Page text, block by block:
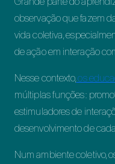
observação que fazem
vida coletiva,
de ação em interação
Nesse contexto,os
múltiplas funções:
estimuladores de
desenvolvimento de
Num ambiente coletivo,